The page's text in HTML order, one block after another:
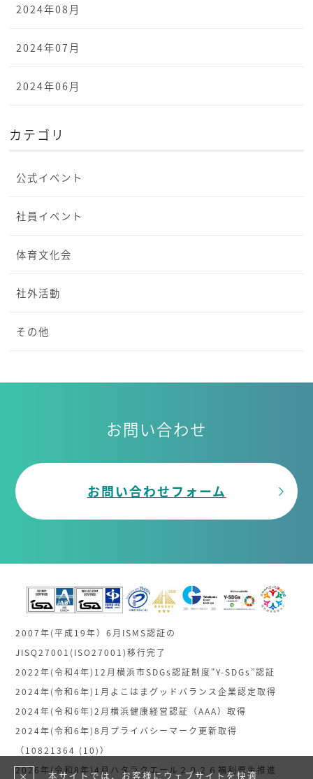
2024年08月
2024年07月
2024年06月
カテゴリ
公式イベント
社員イベント
体育文化会
社外活動
その他
お問い合わせ
お問い合わせフォーム
2007年(平成19年）6月ISMS認証の
JISQ27001(ISO27001)移行完了
2022年(令和4年)12月横浜市SDGs認証制度"Y-SDGs”認証
2024年(令和6年)1月よこはまグッドバランス企業認定取得
2024年(令和6年)2月横浜健康経営認証（AAA）取得
2024年(令和6年)8月プライバシーマーク更新取得
（10821364 (10)）
2026年(令和8年)4月ハタラクエール２０２６福利厚生推進
× 本サイトでは、お客様にウェブサイトを快適